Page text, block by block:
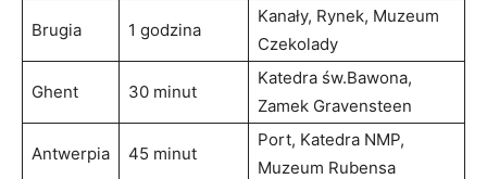
Brugia 1 godzina
Kanały, Rynek,⁤ Muzeum
Czekolady
Ghent 30 minut
Katedra św.Bawona,
Zamek Gravensteen
Antwerpia 45 minut
Port, Katedra NMP,
Muzeum Rubensa